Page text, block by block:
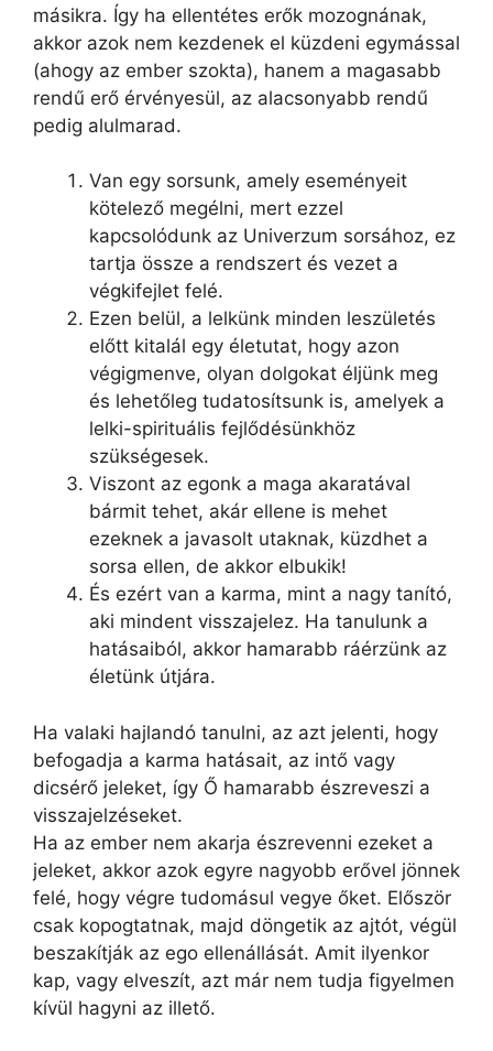
másikra. Így ha ellentétes erők mozognának,
akkor azok nem kezdenek el küzdeni egymással
(ahogy az ember szokta), hanem a magasabb
rendű erő érvényesül, az alacsonyabb rendű
pedig alulmarad.
Van egy sorsunk, amely eseményeit
kötelező megélni, mert ezzel
kapcsolódunk az Univerzum sorsához, ez
tartja össze a rendszert és vezet a
végkifejlet felé.
Ezen belül, a lelkünk minden leszületés
előtt kitalál egy életutat, hogy azon
végigmenve, olyan dolgokat éljünk meg
és lehetőleg tudatosítsunk is, amelyek a
lelki-spirituális fejlődésünkhöz
szükségesek.
Viszont az egonk a maga akaratával
bármit tehet, akár ellene is mehet
ezeknek a javasolt utaknak, küzdhet a
sorsa ellen, de akkor elbukik!
És ezért van a karma, mint a nagy tanító,
aki mindent visszajelez. Ha tanulunk a
hatásaiból, akkor hamarabb ráérzünk az
életünk útjára.
Ha valaki hajlandó tanulni, az azt jelenti, hogy
befogadja a karma hatásait, az intő vagy
dicsérő jeleket, így Ő hamarabb észreveszi a
visszajelzéseket.
Ha az ember nem akarja észrevenni ezeket a
jeleket, akkor azok egyre nagyobb erővel jönnek
felé, hogy végre tudomásul vegye őket. Először
csak kopogtatnak, majd döngetik az ajtót, végül
beszakítják az ego ellenállását. Amit ilyenkor
kap, vagy elveszít, azt már nem tudja figyelmen
kívül hagyni az illető.